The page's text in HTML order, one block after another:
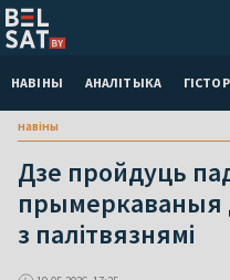
НАВІНЫ АНАЛІТЫКА
навіны
Дзе пройдуць
прымеркаваныя
з палітвязнямі